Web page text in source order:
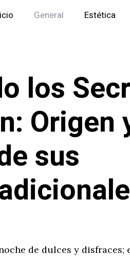
General Estética
los
Origen
sus
de dulces y disfraces;